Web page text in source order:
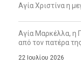
Αγία Χριστίνα η
Αγία Μαρκέλλα, η
από τον πατέρα
22 Ιουλίου 2026